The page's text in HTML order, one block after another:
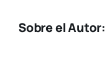
Sobre el Autor: